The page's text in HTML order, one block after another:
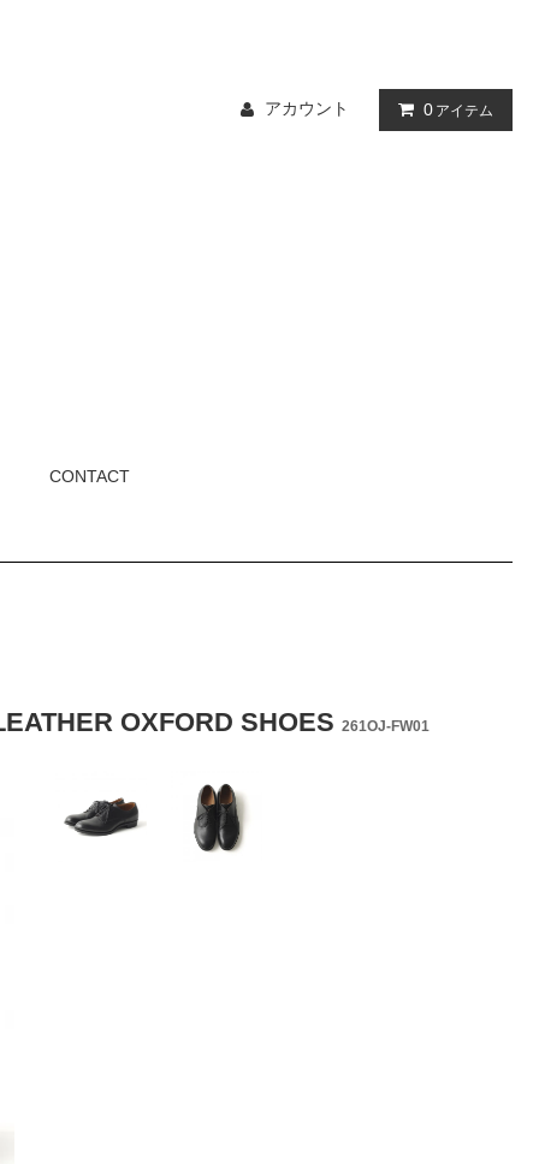
アカウント 0 アイテム
CONTACT
OXFORD SHOES 261OJ-FW01